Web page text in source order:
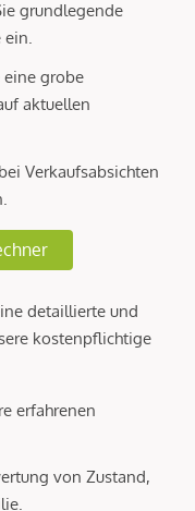
grundlegende
ein.
eine grobe
aktuellen
Verkaufsabsichten
detaillierte und
kostenpflichtige
erfahrenen
von Zustand,